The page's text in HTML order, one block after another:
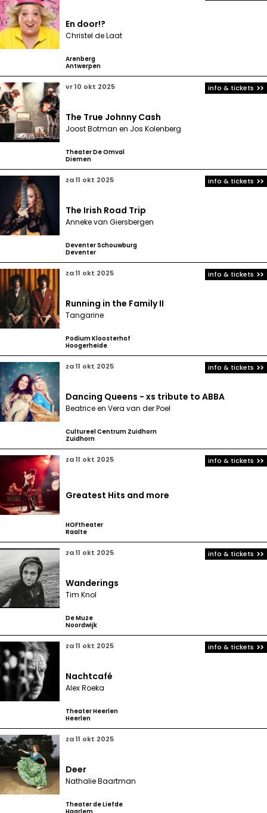
En door!?
Christel de Laat
Arenberg
Antwerpen
vr 10 okt 2025
The True Johnny Cash
Joost Botman en Jos Kolenberg
Theater De Omval
Diemen
info & tickets
za 11 okt 2025
The Irish Road Trip
Anneke van Giersbergen
Deventer Schouwburg
Deventer
info & tickets
za 11 okt 2025
Running in the Family II
Tangarine
Podium Kloosterhof
Hoogerheide
info & tickets
za 11 okt 2025
Dancing Queens - xs tribute to ABBA
Beatrice en Vera van der Poel
Cultureel Centrum Zuidhorn
Zuidhorn
info & tickets
za 11 okt 2025
Greatest Hits and more
HOFtheater
Raalte
info & tickets
za 11 okt 2025
Wanderings
Tim Knol
De Muze
Noordwijk
info & tickets
za 11 okt 2025
Nachtcafé
Alex Roeka
Theater Heerlen
Heerlen
info & tickets
za 11 okt 2025
Deer
Nathalie Baartman
Theater de Liefde